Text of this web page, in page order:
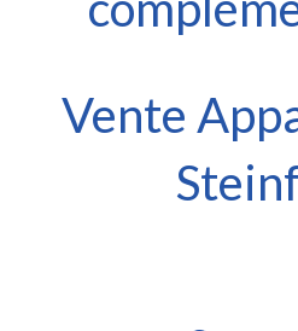
Vente